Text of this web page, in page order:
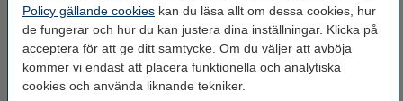
Policy gällande cookies kan du läsa allt om dessa cookies, hur
de fungerar och hur du kan justera dina inställningar. Klicka på
acceptera för att ge ditt samtycke. Om du väljer att avböja
kommer vi endast att placera funktionella och analytiska
cookies och använda liknande tekniker.
Gem 50mm | 123ink | 1000st
Häftapparat 20 ark inkl